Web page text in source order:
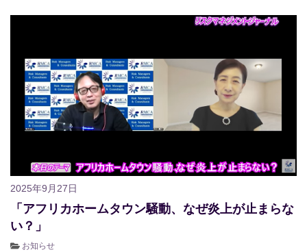
2025年9月27日
「アフリカホームタウン騒動、なぜ炎上が止まらな
い？」
お知らせ